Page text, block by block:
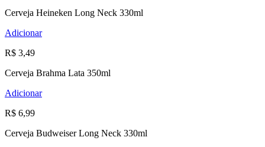
Cerveja Heineken Long Neck 330ml
Adicionar
R$ 3,49
Cerveja Brahma Lata 350ml
Adicionar
R$ 6,99
Cerveja Budweiser Long Neck 330ml